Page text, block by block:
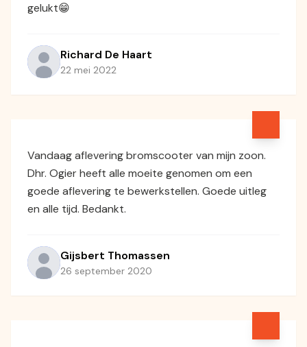
gelukt😁
Richard De Haart
22 mei 2022
Vandaag aflevering bromscooter van mijn zoon.
Dhr. Ogier heeft alle moeite genomen om een
goede aflevering te bewerkstellen. Goede uitleg
en alle tijd. Bedankt.
Gijsbert Thomassen
26 september 2020